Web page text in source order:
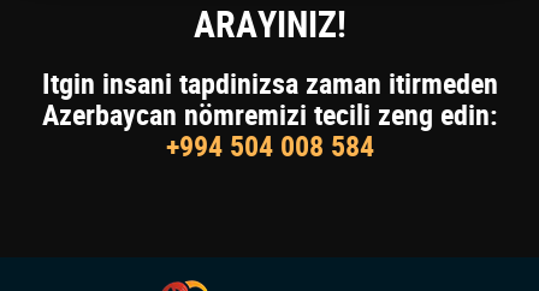
ARAYINIZ!
Itgin insani tapdinizsa zaman itirmeden
Azerbaycan nömremizi tecili zeng edin:
+994 504 008 584